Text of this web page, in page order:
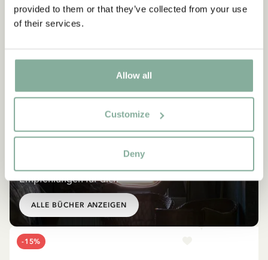
provided to them or that they’ve collected from your use
of their services.
Allow all
Customize
Deny
Empfehlungen für dich
ALLE BÜCHER ANZEIGEN
-15%